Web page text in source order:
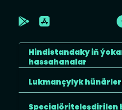
Hindistandaky iň
hassahanalar
Lukmançylyk
Specialöriteleşdirilen